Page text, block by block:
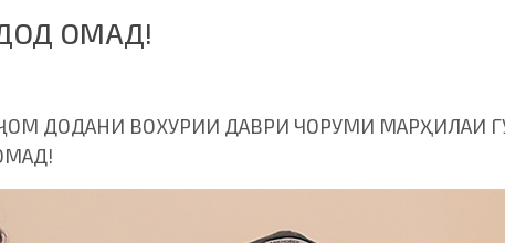
ОМАД!
ДОДАНИ ВОХУРИИ ДАВРИ ЧОРУМИ МАРҲИЛАИ